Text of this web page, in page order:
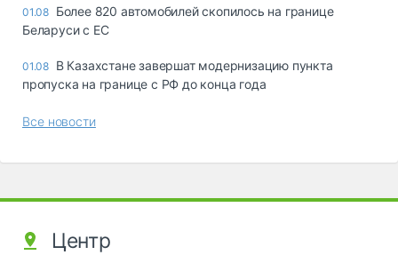
01.08 Более 820 автомобилей скопилось на границе
Беларуси с ЕС
01.08 В Казахстане завершат модернизацию пункта
пропуска на границе с РФ до конца года
Все новости
Центр